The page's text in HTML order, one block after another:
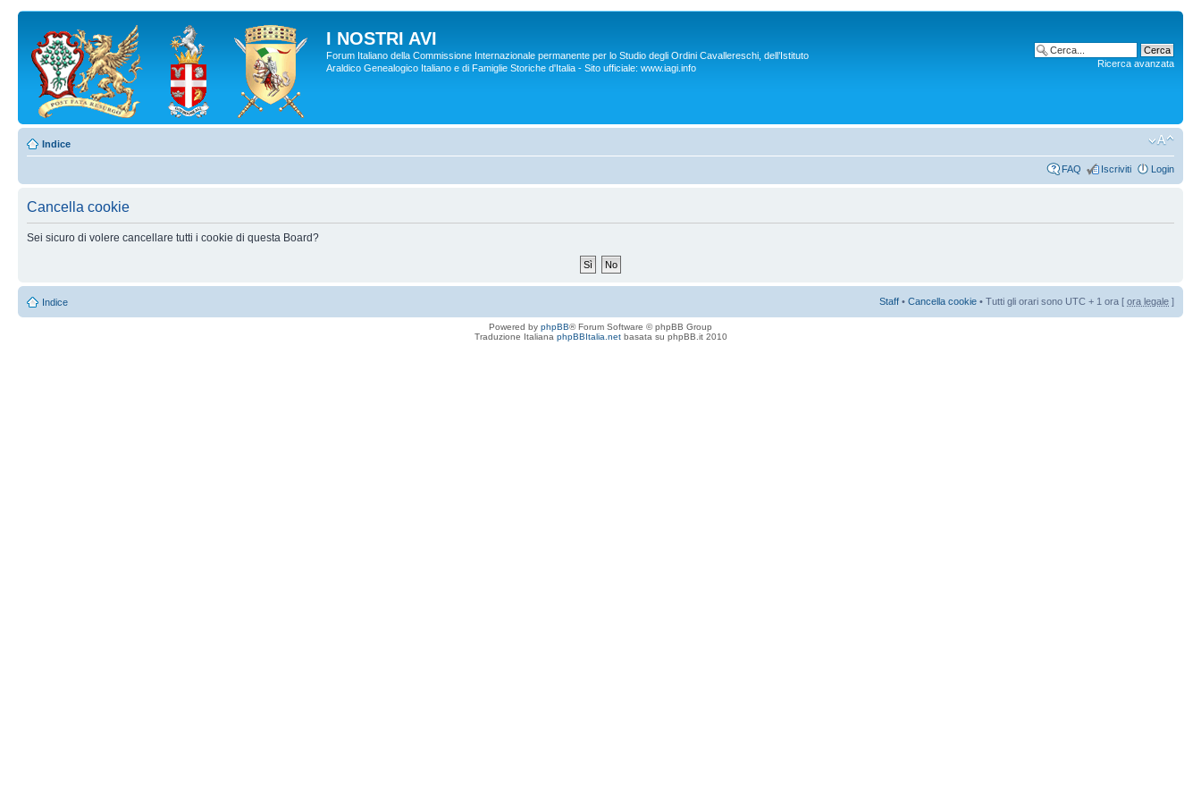
I NOSTRI AVI
Forum Italiano della Commissione Internazionale permanente per lo Studio degli Ordini Cavallereschi, dell’Istituto
Araldico Genealogico Italiano e di Famiglie Storiche d'Italia - Sito ufficiale: www.iagi.info
Ricerca avanzata
Indice
FAQ Iscriviti Login
Cancella cookie
Sei sicuro di volere cancellare tutti i cookie di questa Board?
Indice Staff • Cancella cookie • Tutti gli orari sono UTC + 1 ora [ ora legale ]
Powered by phpBB® Forum Software © phpBB Group
Traduzione Italiana phpBBItalia.netbasata su phpBB.it 2010